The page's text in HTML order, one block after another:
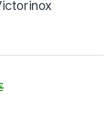
quantity